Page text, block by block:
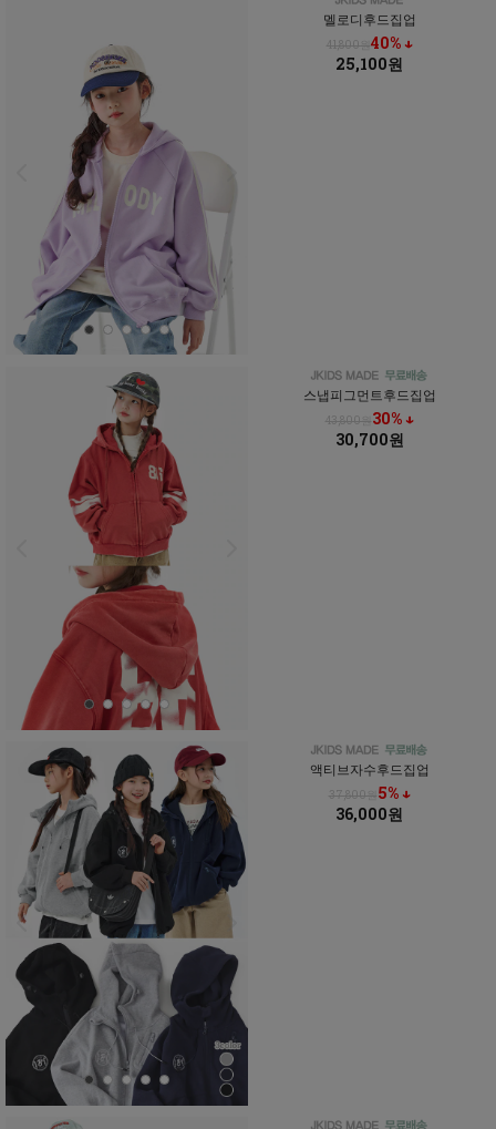
멜로디후드집업
41,800원 40% ↓
25,100원
스냅피그먼트후드집업
43,800원30% ↓
30,700원
액티브자수후드집업
37,800원 5% ↓
36,000원